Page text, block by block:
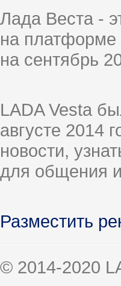
Лада Веста -
на платформе
на сентябрь
LADA Vesta
августе 2014
новости,
для общения
Разместить
© 2014-2020